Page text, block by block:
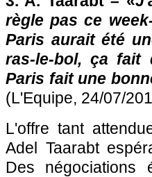
règle pas ce
Paris aurait été
ras-le-bol, ça fait
Paris fait une
(L'Equipe, 24/07/
L'offre tant
Adel Taarabt
Des négociations